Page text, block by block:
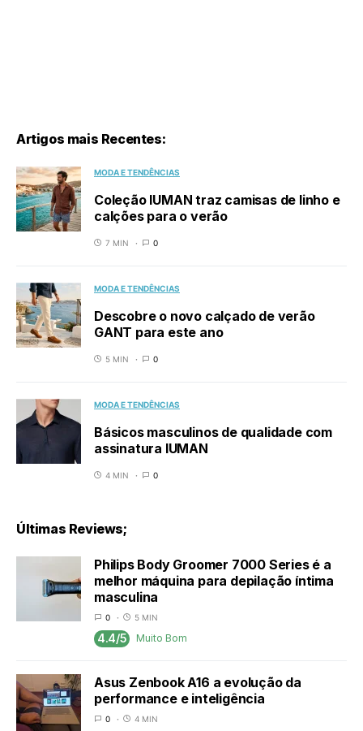
Artigos mais Recentes:
MODA E TENDÊNCIAS
Coleção IUMAN traz camisas de linho e
calções para o verão
7 MIN 0
MODA E TENDÊNCIAS
Descobre o novo calçado de verão
GANT para este ano
5 MIN 0
MODA E TENDÊNCIAS
Básicos masculinos de qualidade com
assinatura IUMAN
4 MIN 0
Últimas Reviews;
Philips Body Groomer 7000 Series é a
melhor máquina para depilação íntima
masculina
0 5 MIN
4.4/5 Muito Bom
Asus Zenbook A16 a evolução da
performance e inteligência
0 4 MIN